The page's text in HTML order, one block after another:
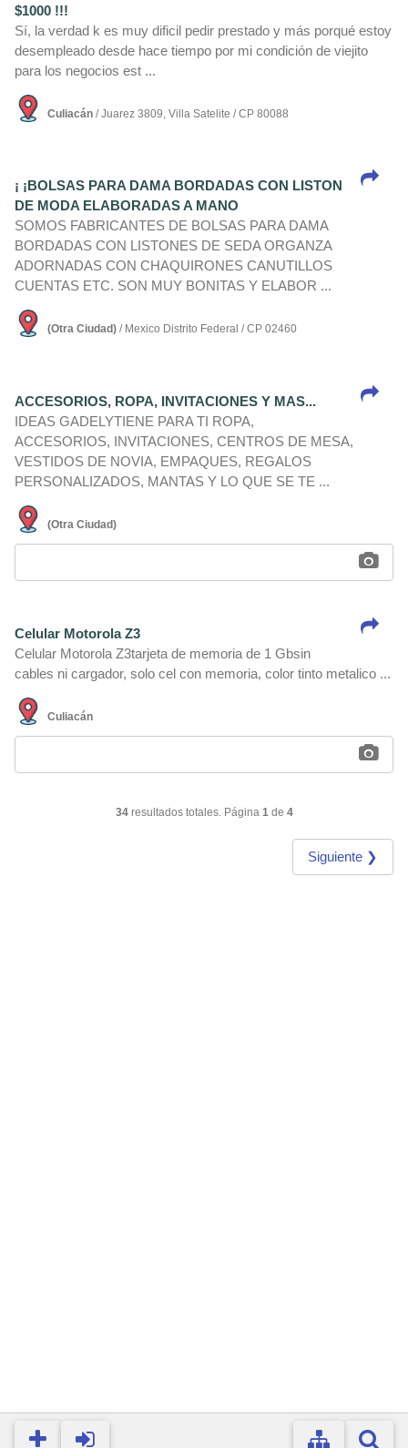
$1000 !!!
Sí­, la verdad k es muy dificil pedir prestado y más porqué estoy
desempleado desde hace tiempo por mi condición de viejito
para los negocios est ...
Culiacán / Juarez 3809, Villa Satelite / CP 80088
¡ ¡BOLSAS PARA DAMA BORDADAS CON LISTON
DE MODA ELABORADAS A MANO
SOMOS FABRICANTES DE BOLSAS PARA DAMA
BORDADAS CON LISTONES DE SEDA ORGANZA
ADORNADAS CON CHAQUIRONES CANUTILLOS
CUENTAS ETC. SON MUY BONITAS Y ELABOR ...
(Otra Ciudad) / Mexico Distrito Federal / CP 02460
ACCESORIOS, ROPA, INVITACIONES Y MAS...
IDEAS GADELYTIENE PARA TI ROPA,
ACCESORIOS, INVITACIONES, CENTROS DE MESA,
VESTIDOS DE NOVIA, EMPAQUES, REGALOS
PERSONALIZADOS, MANTAS Y LO QUE SE TE ...
(Otra Ciudad)
Celular Motorola Z3
Celular Motorola Z3tarjeta de memoria de 1 Gbsin
cables ni cargador, solo cel con memoria, color tinto metalico ...
Culiacán
34resultados totales. Página 1de 4
Siguiente ❯